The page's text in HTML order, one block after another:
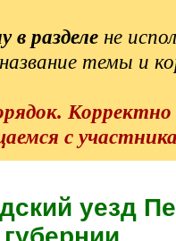
разделе не
темы и
с
уезд